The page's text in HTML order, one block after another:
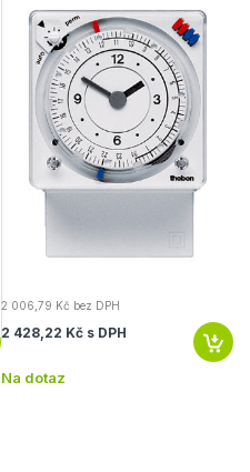
2 006,79 Kč bez DPH
2 428,22 Kč s DPH
Na dotaz